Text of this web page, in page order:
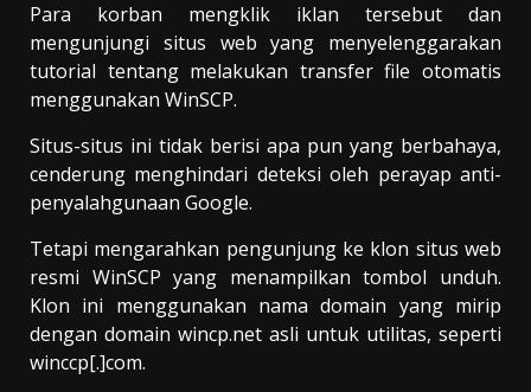
Para korban mengklik iklan tersebut dan
mengunjungi situs web yang menyelenggarakan
tutorial tentang melakukan transfer file otomatis
menggunakan WinSCP.
Situs-situs ini tidak berisi apa pun yang berbahaya,
cenderung menghindari deteksi oleh perayap anti-
penyalahgunaan Google.
Tetapi mengarahkan pengunjung ke klon situs web
resmi WinSCP yang menampilkan tombol unduh.
Klon ini menggunakan nama domain yang mirip
dengan domain wincp.net asli untuk utilitas, seperti
winccp[.]com.